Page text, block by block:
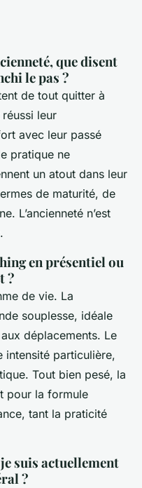
que disent
le pas ?
de tout quitter à
leur
avec leur passé
pratique ne
un atout dans leur
de maturité, de
L’ancienneté n’est
en présentiel ou
?
de vie. La
souplesse, idéale
déplacements. Le
particulière,
Tout bien pesé, la
pour la formule
tant la praticité
suis actuellement
?